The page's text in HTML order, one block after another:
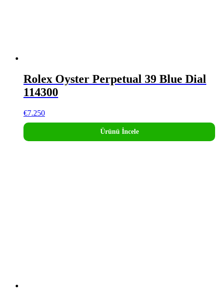
Rolex Oyster Perpetual 39 Blue Dial
114300
€7.250
Ürünü İncele